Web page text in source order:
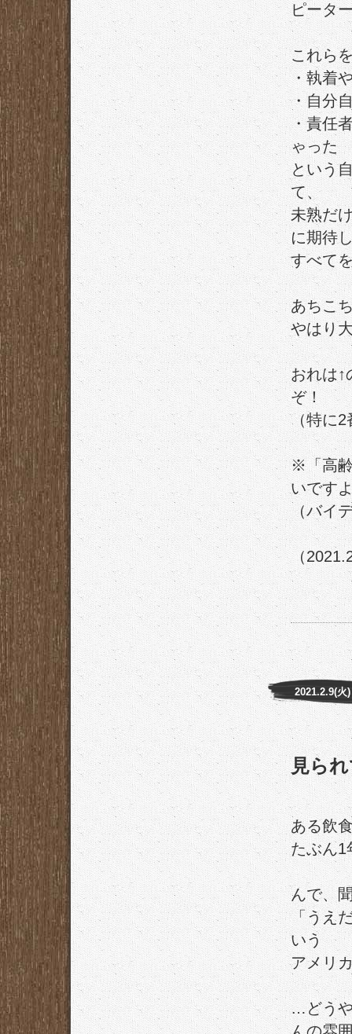
ピータ
これら
・執着
・自分
・責任
ゃった
という
て、
未熟だ
に期待
すべて
あちこ
やはり
おれは↑
ぞ！
（特に2
※「高
いです
（バイ
（
2021.2.9(火)
見ら
ある飲
たぶん1
んで、
「うえ
いう
アメリ
…どう